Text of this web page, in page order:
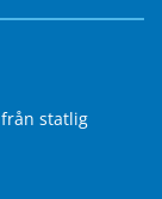
statlig